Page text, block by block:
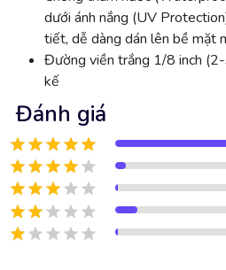
dưới ánh nắng (UV
tiết, dễ dàng dán lên bề mặt
Đường viền trắng 1/8 inch
kế
Đánh giá